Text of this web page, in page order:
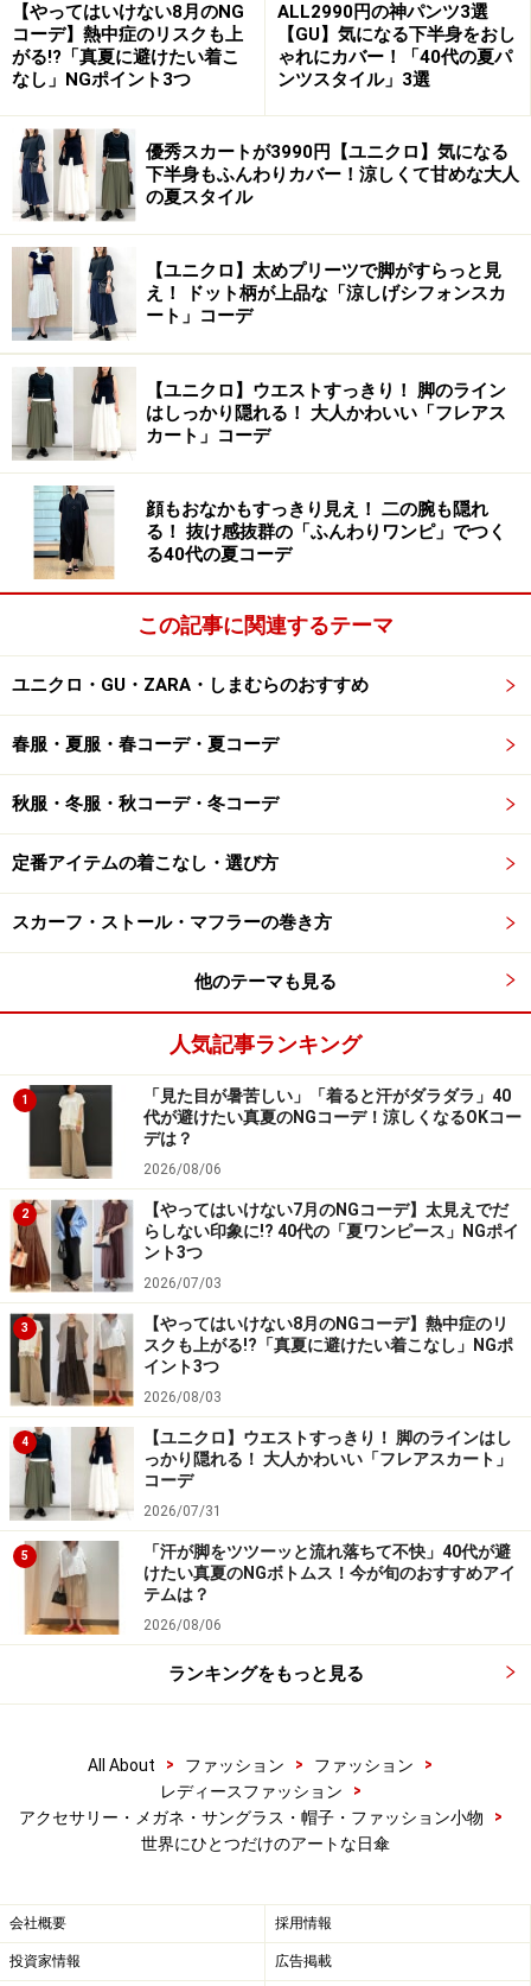
【やってはいけない8月のNG
コーデ】熱中症のリスクも上
がる!?「真夏に避けたい着こ
なし」NGポイント3つ
ALL2990円の神パンツ3選
【GU】気になる下半身をおし
ゃれにカバー！「40代の夏パ
ンツスタイル」3選
優秀スカートが3990円【ユニクロ】気になる
下半身もふんわりカバー！涼しくて甘めな大人
の夏スタイル
【ユニクロ】太めプリーツで脚がすらっと見
え！ ドット柄が上品な「涼しげシフォンスカ
ート」コーデ
【ユニクロ】ウエストすっきり！ 脚のライン
はしっかり隠れる！ 大人かわいい「フレアス
カート」コーデ
顔もおなかもすっきり見え！ 二の腕も隠れ
る！ 抜け感抜群の「ふんわりワンピ」でつく
る40代の夏コーデ
この記事に関連するテーマ
ユニクロ・GU・ZARA・しまむらのおすすめ
春服・夏服・春コーデ・夏コーデ
秋服・冬服・秋コーデ・冬コーデ
定番アイテムの着こなし・選び方
スカーフ・ストール・マフラーの巻き方
他のテーマも見る
人気記事ランキング
1
「見た目が暑苦しい」「着ると汗がダラダラ」40
代が避けたい真夏のNGコーデ！涼しくなるOKコー
デは？
2026/08/06
2
【やってはいけない7月のNGコーデ】太見えでだ
らしない印象に!? 40代の「夏ワンピース」NGポイ
ント3つ
2026/07/03
3
【やってはいけない8月のNGコーデ】熱中症のリ
スクも上がる!?「真夏に避けたい着こなし」NGポ
イント3つ
2026/08/03
4
【ユニクロ】ウエストすっきり！ 脚のラインはし
っかり隠れる！ 大人かわいい「フレアスカート」
コーデ
2026/07/31
5
「汗が脚をツツーッと流れ落ちて不快」40代が避
けたい真夏のNGボトムス！今が旬のおすすめアイ
テムは？
2026/08/06
ランキングをもっと見る
All About > ファッション > ファッション
>
レディースファッション
>
アクセサリー・メガネ・サングラス・帽子・ファッション小物
>
世界にひとつだけのアートな日傘
会社概要 採用情報
投資家情報 広告掲載